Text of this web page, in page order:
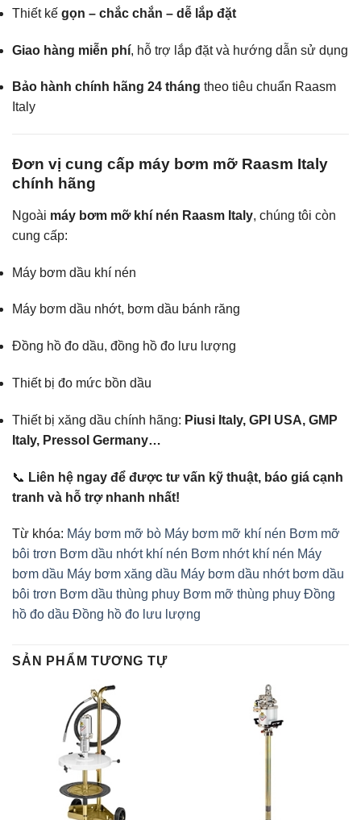
Thiết kế gọn – chắc chắn – dễ lắp đặt
Giao hàng miễn phí, hỗ trợ lắp đặt và hướng dẫn sử dụng
Bảo hành chính hãng 24 tháng theo tiêu chuẩn Raasm
Italy
Đơn vị cung cấp máy bơm mỡ Raasm Italy
chính hãng
Ngoài máy bơm mỡ khí nén Raasm Italy, chúng tôi còn
cung cấp:
Máy bơm dầu khí nén
Máy bơm dầu nhớt, bơm dầu bánh răng
Đồng hồ đo dầu, đồng hồ đo lưu lượng
Thiết bị đo mức bồn dầu
Thiết bị xăng dầu chính hãng: Piusi Italy, GPI USA, GMP
Italy, Pressol Germany…
📞 Liên hệ ngay để được tư vấn kỹ thuật, báo giá cạnh
tranh và hỗ trợ nhanh nhất!
Từ khóa: Máy bơm mỡ bò Máy bơm mỡ khí nén Bơm mỡ
bôi trơn Bơm dầu nhớt khí nén Bơm nhớt khí nén Máy
bơm dầu Máy bơm xăng dầu Máy bơm dầu nhớt bơm dầu
bôi trơn Bơm dầu thùng phuy Bơm mỡ thùng phuy Đồng
hồ đo dầu Đồng hồ đo lưu lượng
SẢN PHẨM TƯƠNG TỰ